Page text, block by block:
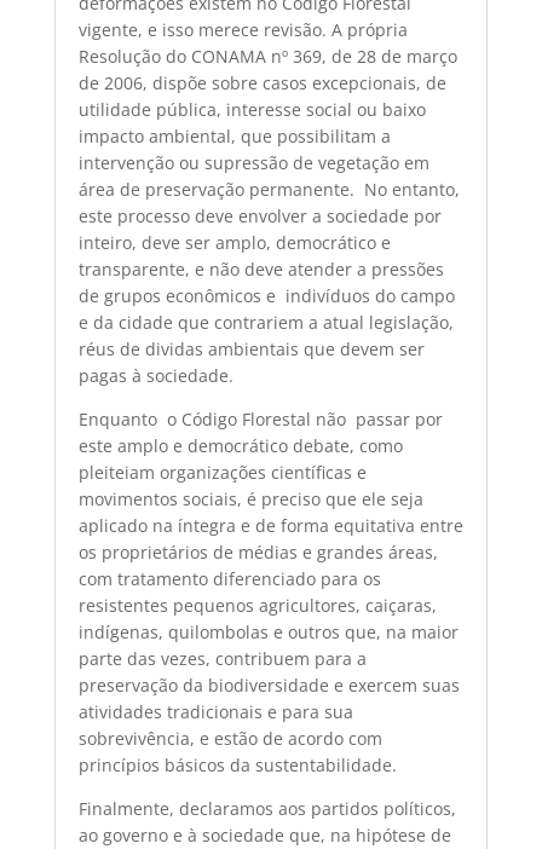
vigente, e isso merece revisão. A própria
Resolução do CONAMA nº 369, de 28 de março
de 2006, dispõe sobre casos excepcionais, de
utilidade pública, interesse social ou baixo
impacto ambiental, que possibilitam a
intervenção ou supressão de vegetação em
área de preservação permanente. No entanto,
este processo deve envolver a sociedade por
inteiro, deve ser amplo, democrático e
transparente, e não deve atender a pressões
de grupos econômicos e indivíduos do campo
e da cidade que contrariem a atual legislação,
réus de dividas ambientais que devem ser
pagas à sociedade.
Enquanto o Código Florestal não passar por
este amplo e democrático debate, como
pleiteiam organizações científicas e
movimentos sociais, é preciso que ele seja
aplicado na íntegra e de forma equitativa entre
os proprietários de médias e grandes áreas,
com tratamento diferenciado para os
resistentes pequenos agricultores, caiçaras,
indígenas, quilombolas e outros que, na maior
parte das vezes, contribuem para a
preservação da biodiversidade e exercem suas
atividades tradicionais e para sua
sobrevivência, e estão de acordo com
princípios básicos da sustentabilidade.
Finalmente, declaramos aos partidos políticos,
ao governo e à sociedade que, na hipótese de